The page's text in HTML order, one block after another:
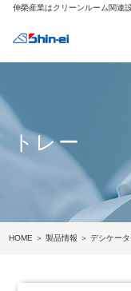
伸榮産業はクリーンルーム関連
トレー
HOME ＞製品情報 ＞デシケータ